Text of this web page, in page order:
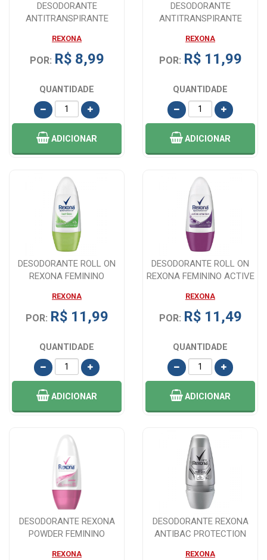
DESODORANTE
ANTITRANSPIRANTE
ON A...
REXONA
POR: R$ 8,99
QUANTIDADE
ADICIONAR
DESODORANTE
ANTITRANSPIRANTE
ON V...
REXONA
POR: R$ 11,99
QUANTIDADE
ADICIONAR
DESODORANTE ROLL ON
REXONA FEMININO
REXONA
POR: R$ 11,99
QUANTIDADE
ADICIONAR
DESODORANTE ROLL ON
REXONA FEMININO ACTIVE
REXONA
POR: R$ 11,49
QUANTIDADE
ADICIONAR
DESODORANTE REXONA
POWDER FEMININO
REXONA
DESODORANTE REXONA
ANTIBAC PROTECTION
REXONA